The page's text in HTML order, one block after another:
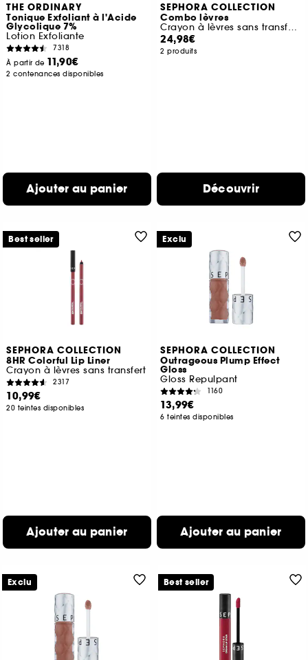
THE ORDINARY
Tonique Exfoliant à l'Acide
Glycolique 7%
Lotion Exfoliante
7318
À partir de 11,90€
2 contenances disponibles
Ajouter au panier
SEPHORA COLLECTION
Combo lèvres
Crayon à lèvres sans transfert et Totally Juicy Lip Tint
24,98€
2 produits
Découvrir
SEPHORA COLLECTION
8HR Colorful Lip Liner
Crayon à lèvres sans transfert
2317
10,99€
20 teintes disponibles
Ajouter au panier
Best seller
SEPHORA COLLECTION
Outrageous Plump Effect
Gloss
Gloss Repulpant
1160
13,99€
6 teintes disponibles
Ajouter au panier
Exclu
Exclu Best seller